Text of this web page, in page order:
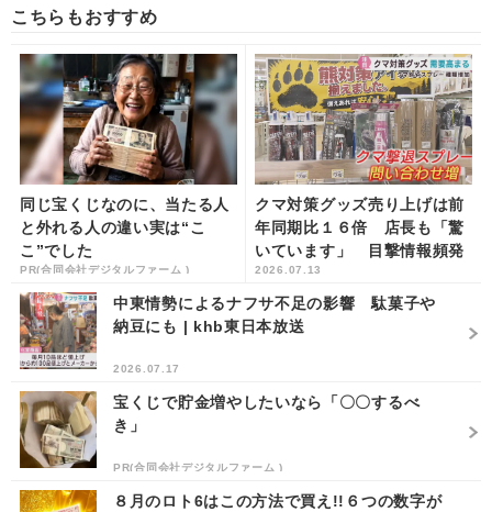
こちらもおすすめ
同じ宝くじなのに、当たる人
と外れる人の違い実は“こ
こ”でした
PR(合同会社デジタルファーム )
クマ対策グッズ売り上げは前
年同期比１６倍 店長も「驚
いています」 目撃情報頻発
で特設コーナーを長期展開
仙台・宮城野区の...
2026.07.13
中東情勢によるナフサ不足の影響 駄菓子や
納豆にも | khb東日本放送
2026.07.17
宝くじで貯金増やしたいなら「〇〇するべ
き」
PR(合同会社デジタルファーム )
８月のロト6はこの方法で買え!!６つの数字が